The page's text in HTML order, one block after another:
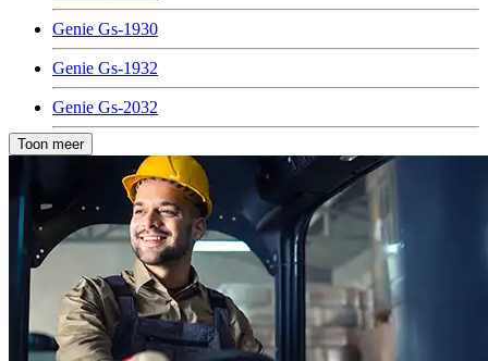
Genie Gs-1930
Genie Gs-1932
Genie Gs-2032
Genie Gs-2632
Genie Gs-2669 Rt
Genie Gs-3369 Rt
Genie Gs-3384 Rt
Genie Gs-4069 Rt
Genie Tz-50
Toon meer